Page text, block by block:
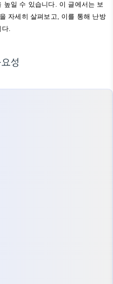
높일 수 있습니다. 이 글에서는 보
자세히 살펴보고, 이를 통해 난방
다.
성